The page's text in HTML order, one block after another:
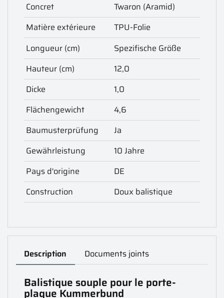
Concret
Twaron (Aramid)
Matière extérieure
TPU-Folie
Longueur (cm)
Spezifische Größe
Hauteur (cm)
12,0
Dicke
1,0
Flächengewicht
4,6
Baumusterprüfung
Ja
Gewährleistung
10 Jahre
Pays d'origine
DE
Construction
Doux balistique
Description Documents joints
Balistique souple pour le porte-
plaque Kummerbund